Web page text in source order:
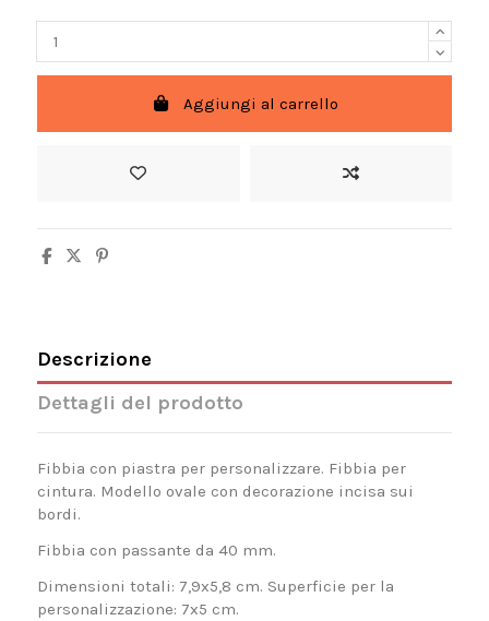
Aggiungi al carrello
Descrizione
Dettagli del prodotto
Fibbia con piastra per personalizzare. Fibbia per
cintura. Modello ovale con decorazione incisa sui
bordi.
Fibbia con passante da 40 mm.
Dimensioni totali: 7,9x5,8 cm. Superficie per la
personalizzazione: 7x5 cm.